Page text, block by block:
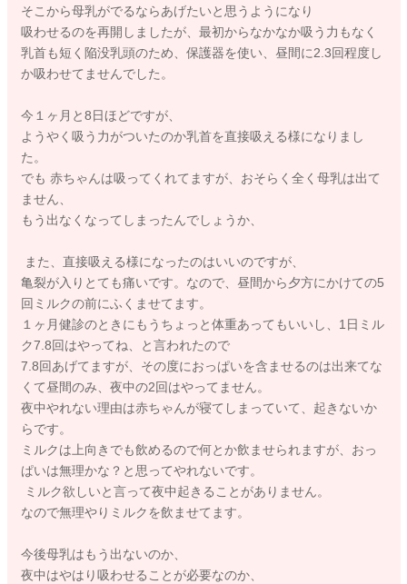
そこから母乳がでるならあげたいと思うようになり
吸わせるのを再開しましたが、最初からなかなか吸う力もなく
乳首も短く陥没乳頭のため、保護器を使い、昼間に2.3回程度し
か吸わせてませんでした。
今１ヶ月と8日ほどですが、
ようやく吸う力がついたのか乳首を直接吸える様になりまし
た。
でも 赤ちゃんは吸ってくれてますが、おそらく全く母乳は出て
ません、
もう出なくなってしまったんでしょうか、
また、直接吸える様になったのはいいのですが、
亀裂が入りとても痛いです。なので、昼間から夕方にかけての5
回ミルクの前にふくませてます。
１ヶ月健診のときにもうちょっと体重あってもいいし、1日ミル
ク7.8回はやってね、と言われたので
7.8回あげてますが、その度におっぱいを含ませるのは出来てな
くて昼間のみ、夜中の2回はやってません。
夜中やれない理由は赤ちゃんが寝てしまっていて、起きないか
らです。
ミルクは上向きでも飲めるので何とか飲ませられますが、おっ
ぱいは無理かな？と思ってやれないです。
ミルク欲しいと言って夜中起きることがありません。
なので無理やりミルクを飲ませてます。
今後母乳はもう出ないのか、
夜中はやはり吸わせることが必要なのか、